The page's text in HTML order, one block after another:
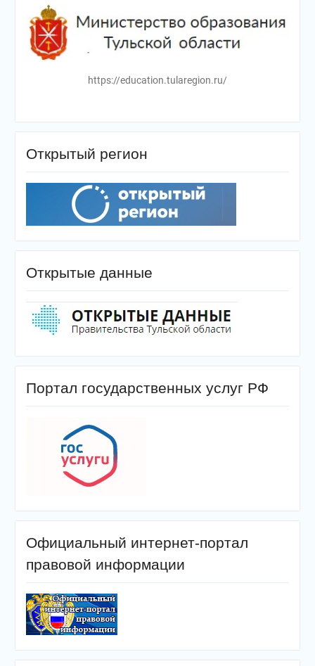
https://education.tularegion.ru/
Открытый регион
Открытые данные
Портал государственных услуг РФ
Официальный интернет-портал
правовой информации